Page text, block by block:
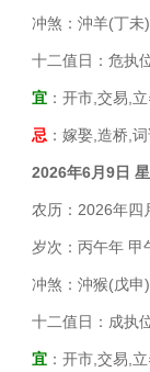
冲煞：沖羊(丁未)
十二值日：危执
宜 ：开市,交易,
忌 ：嫁娶,造桥,
2026年6月9日
农历：2026年四
岁次：丙午年 甲
冲煞：沖猴(戊申)
十二值日：成执
宜 ：开市,交易,